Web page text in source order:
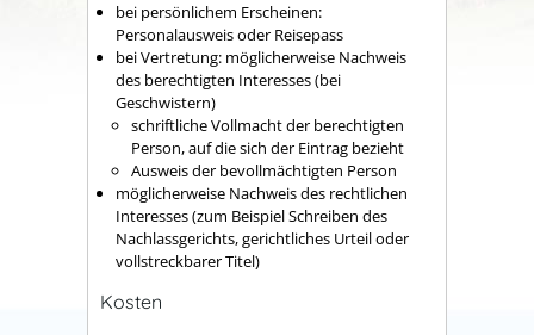
bei persönlichem Erscheinen:
Personalausweis oder Reisepass
bei Vertretung: möglicherweise Nachweis
des berechtigten Interesses (bei
Geschwistern)
schriftliche Vollmacht der berechtigten
Person, auf die sich der Eintrag bezieht
Ausweis der bevollmächtigten Person
möglicherweise Nachweis des rechtlichen
Interesses (zum Beispiel Schreiben des
Nachlassgerichts, gerichtliches Urteil oder
vollstreckbarer Titel)
Kosten